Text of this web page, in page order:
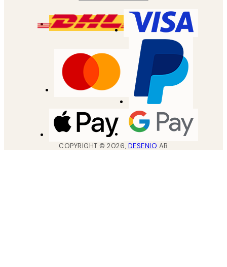
COPYRIGHT ©2026, DESENIO AB